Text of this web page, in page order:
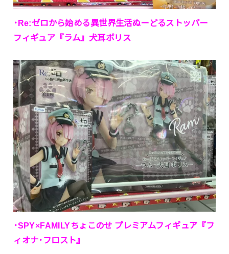
･Re:ゼロから始める異世界生活ぬーどるストッパー
フィギュア『ラム』犬耳ポリス
･SPY×FAMILYちょこのせ プレミアムフィギュア『フ
ィオナ･フロスト』